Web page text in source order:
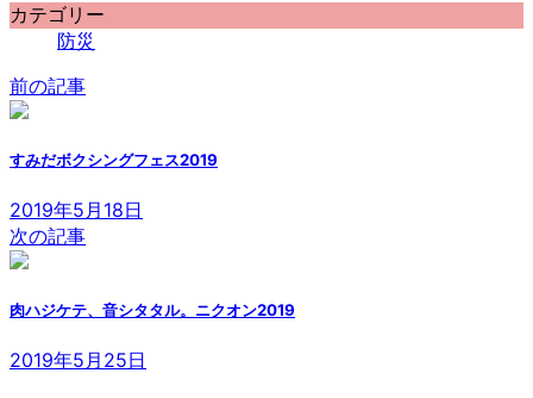
カテゴリー
防災
前の記事
すみだボクシングフェス2019
2019年5月18日
次の記事
肉ハジケテ、音シタタル。ニクオン2019
2019年5月25日